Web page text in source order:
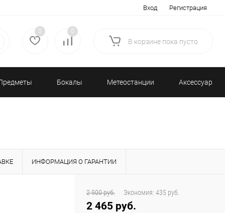
Вход Регистрация
0 0
В корзине пока пусто
Бокалы Метеостанции Аксессуары/
ИНФОРМАЦИЯ О ГАРАНТИИ
2 900 руб. Экономия: 435 руб.
2 465 руб.